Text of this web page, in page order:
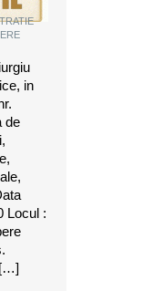
in
de
Locul :
[…]